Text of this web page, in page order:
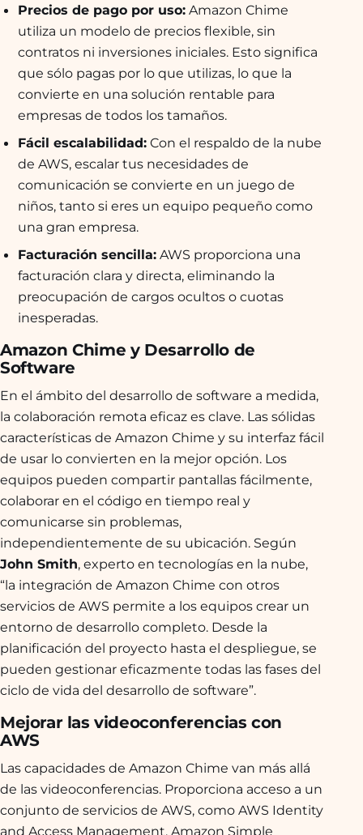
Precios de pago por uso:Amazon Chime
utiliza un modelo de precios flexible, sin
contratos ni inversiones iniciales. Esto significa
que sólo pagas por lo que utilizas, lo que la
convierte en una solución rentable para
empresas de todos los tamaños.
Fácil escalabilidad:Con el respaldo de la nube
de AWS, escalar tus necesidades de
comunicación se convierte en un juego de
niños, tanto si eres un equipo pequeño como
una gran empresa.
Facturación sencilla:AWS proporciona una
facturación clara y directa, eliminando la
preocupación de cargos ocultos o cuotas
inesperadas.
Amazon Chime y Desarrollo de
Software
En el ámbito del desarrollo de software a medida,
la colaboración remota eficaz es clave. Las sólidas
características de Amazon Chime y su interfaz fácil
de usar lo convierten en la mejor opción. Los
equipos pueden compartir pantallas fácilmente,
colaborar en el código en tiempo real y
comunicarse sin problemas,
independientemente de su ubicación. Según
John Smith, experto en tecnologías en la nube,
“la integración de Amazon Chime con otros
servicios de AWS permite a los equipos crear un
entorno de desarrollo completo. Desde la
planificación del proyecto hasta el despliegue, se
pueden gestionar eficazmente todas las fases del
ciclo de vida del desarrollo de software”.
Mejorar las videoconferencias con
AWS
Las capacidades de Amazon Chime van más allá
de las videoconferencias. Proporciona acceso a un
conjunto de servicios de AWS, como AWS Identity
and Access Management, Amazon Simple